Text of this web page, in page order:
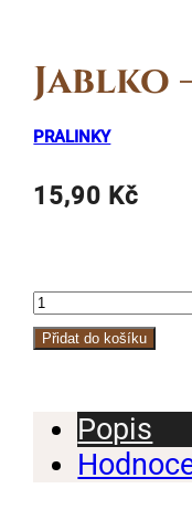
Jablko
PRALINKY
15,90 Kč
Jablko
–
mléčné
množství
Přidat do košíku
Popis